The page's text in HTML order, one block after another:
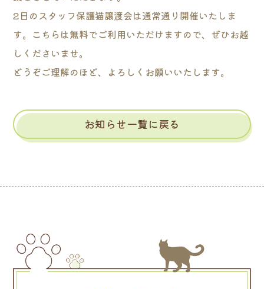
2日のスタッフ保護猫譲渡会は通常通り開催いたしま
す。こちらは無料でご利用いただけますので、ぜひお越
しくださいませ。
どうぞご理解のほど、よろしくお願いいたします。
お知らせ一覧に戻る